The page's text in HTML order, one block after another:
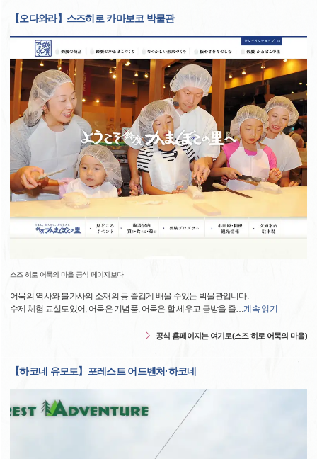
【오다와라】스즈히로 카마보코 박물관
스즈 히로 어묵의 마을 공식 페이지보다
어묵의 역사와 불가사의 소재의 등 즐겁게 배울 수있는 박물관입니다.
수제 체험 교실도있어, 어묵은 기념품, 어묵은 할 세우고 금방을 즐…계속 읽기
공식 홈페이지는 여기로(스즈 히로 어묵의 마을)
【하코네 유모토】포레스트 어드벤처·하코네